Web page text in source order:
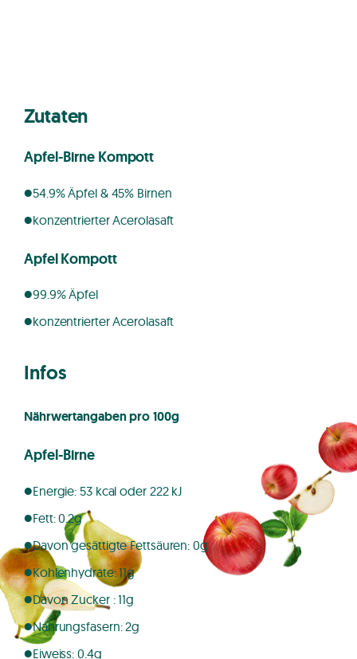
Zutaten
Apfel-Birne Kompott
54.9% Äpfel & 45% Birnen
konzentrierter Acerolasaft
Apfel Kompott
99.9% Äpfel
konzentrierter Acerolasaft
Infos
Nährwertangaben pro 100g
Apfel-Birne
Energie: 53 kcal oder 222 kJ
Fett: 0.2g
Davon gesättigte Fettsäuren: 0g
Kohlenhydrate: 11g
Davon Zucker : 11g
Nahrungsfasern: 2g
Eiweiss: 0.4g